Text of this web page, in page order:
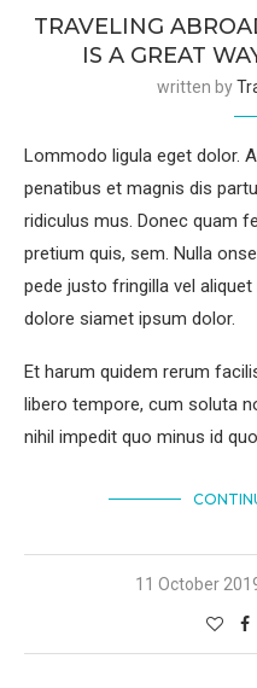
TRAVELING
IS A GREAT
written by
Lommodo ligula eget dolor.
penatibus et magnis dis
ridiculus mus. Donec quam
pretium quis, sem. Nulla
pede justo fringilla vel
dolore siamet ipsum dolor.
Et harum quidem rerum
libero tempore, cum soluta
nihil impedit quo minus id
11 October